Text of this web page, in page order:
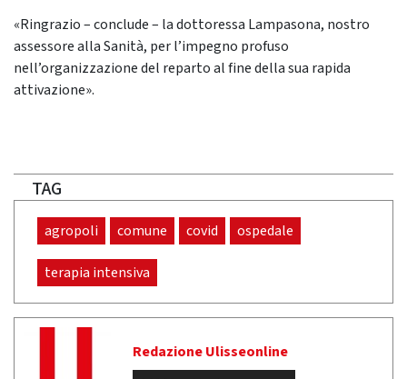
«Ringrazio – conclude – la dottoressa Lampasona, nostro
assessore alla Sanità, per l’impegno profuso
nell’organizzazione del reparto al fine della sua rapida
attivazione».
TAG
agropoli comune covid ospedale
terapia intensiva
Redazione Ulisseonline